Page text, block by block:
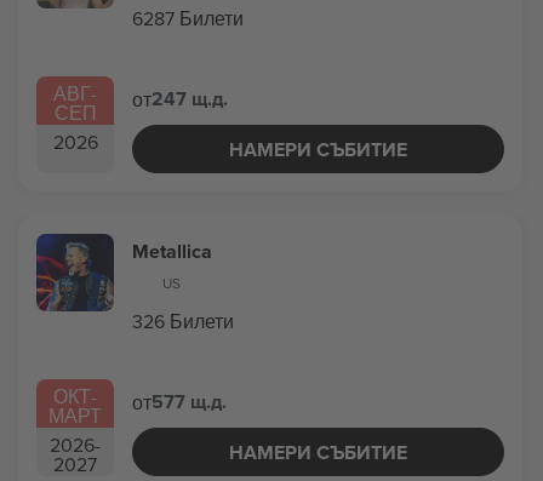
АВГ-
СЕП
2026
6287 Билети
от247 щ.д.
НАМЕРИ СЪБИТИЕ
ОКТ-
МАРТ
2026-
2027
Metallica
US
326 Билети
от577 щ.д.
НАМЕРИ СЪБИТИЕ